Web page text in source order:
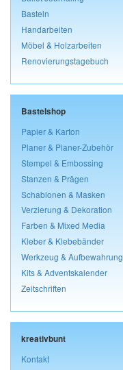
Basteln
Handarbeiten
Möbel & Holzarbeiten
Renovierungstagebuch
Bastelshop
Papier & Karton
Planer & Planer-Zubehör
Stempel & Embossing
Stanzen & Prägen
Schablonen & Masken
Verzierung & Dekoration
Farben & Mixed Media
Kleber & Klebebänder
Werkzeug & Aufbewahrung
Kits & Adventskalender
Zeitschriften
kreativbunt
Kontakt